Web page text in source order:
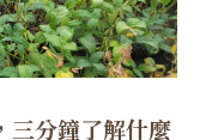
三分鐘了解什麼